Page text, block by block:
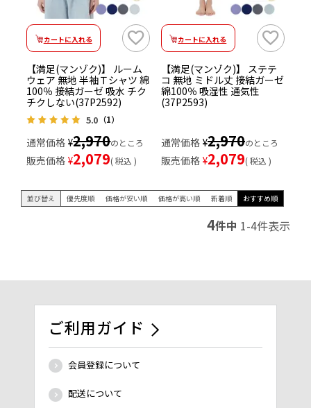
カートに入れる
【満足(マンゾク)】 ルーム
ウェア 無地 半袖Ｔシャツ 綿
100％ 接結ガーゼ 吸水 チク
チクしない(37P2592)
5.0 （1）
通常価格 ¥2,970のところ
販売価格 ¥2,079 税込
カートに入れる
【満足(マンゾク)】 ステテ
コ 無地 ミドル丈 接結ガーゼ
綿100％ 吸湿性 通気性
(37P2593)
通常価格 ¥2,970のところ
販売価格 ¥2,079 税込
並び替え 優先度順 価格が安い順 価格が高い順 新着順 おすすめ順
4件中 1-4件表示
ご利用ガイド
会員登録について
配送について